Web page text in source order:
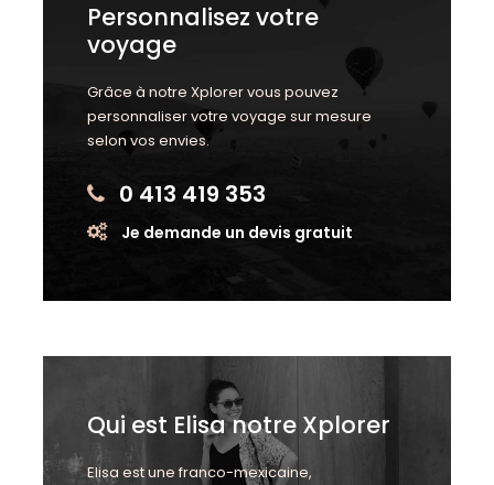
Personnalisez votre
voyage
Grâce à notre Xplorer vous pouvez
personnaliser votre voyage sur mesure
selon vos envies.
0 413 419 353
Je demande un devis gratuit
Qui est Elisa notre Xplorer
Elisa est une franco-mexicaine,